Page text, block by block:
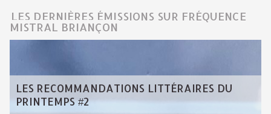
LES DERNIÈRES ÉMISSIONS SUR FRÉQUENCE
MISTRAL BRIANÇON
LES RECOMMANDATIONS LITTÉRAIRES DU
PRINTEMPS #2